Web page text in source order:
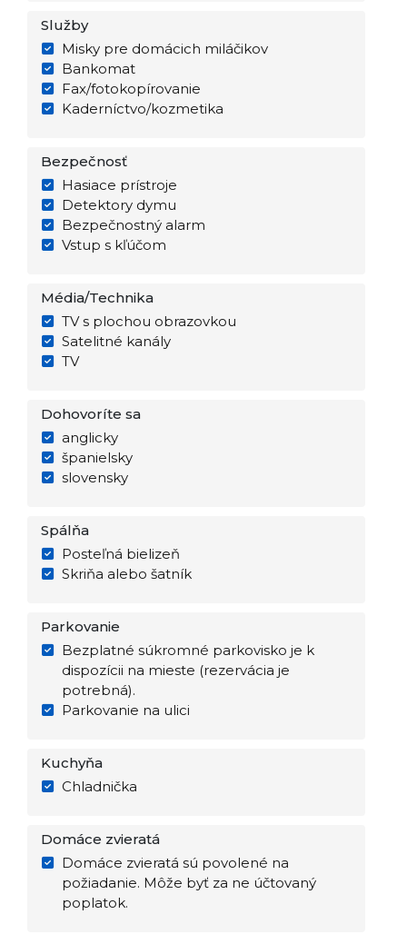
Služby
Misky pre domácich miláčikov
Bankomat
Fax/fotokopírovanie
Kaderníctvo/kozmetika
Bezpečnosť
Hasiace prístroje
Detektory dymu
Bezpečnostný alarm
Vstup s kľúčom
Média/Technika
TV s plochou obrazovkou
Satelitné kanály
TV
Dohovoríte sa
anglicky
španielsky
slovensky
Spálňa
Posteľná bielizeň
Skriňa alebo šatník
Parkovanie
Bezplatné súkromné parkovisko je k
dispozícii na mieste (rezervácia je
potrebná).
Parkovanie na ulici
Kuchyňa
Chladnička
Domáce zvieratá
Domáce zvieratá sú povolené na
požiadanie. Môže byť za ne účtovaný
poplatok.